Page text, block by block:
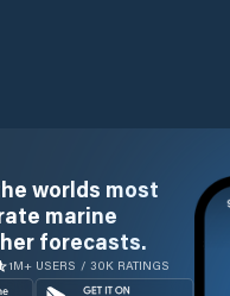
worlds most
marine
forecasts.
1M+ USERS / 30K RATINGS